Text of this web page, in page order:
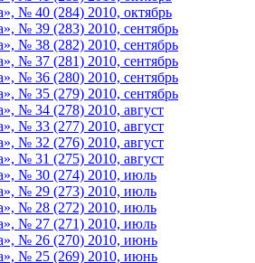
№ 40 (284) 2010, октябрь
№ 39 (283) 2010, сентябрь
№ 38 (282) 2010, сентябрь
№ 37 (281) 2010, сентябрь
№ 36 (280) 2010, сентябрь
№ 35 (279) 2010, сентябрь
№ 34 (278) 2010, август
№ 33 (277) 2010, август
№ 32 (276) 2010, август
№ 31 (275) 2010, август
№ 30 (274) 2010, июль
№ 29 (273) 2010, июль
№ 28 (272) 2010, июль
№ 27 (271) 2010, июль
№ 26 (270) 2010, июнь
№ 25 (269) 2010, июнь